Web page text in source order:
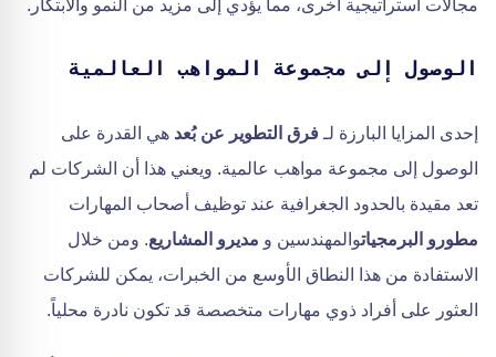
مجالات استراتيجية أخرى، مما يؤدي إلى مزيد من النمو والابتكار.
الوصول إلى مجموعة المواهب العالمية
إحدى المزايا البارزة لـ فرق التطوير عن بُعد هي القدرة على
الوصول إلى مجموعة مواهب عالمية. ويعني هذا أن الشركات لم
تعد مقيدة بالحدود الجغرافية عند توظيف أصحاب المهارات
مطورو البرمجياتوالمهندسين و مديرو المشاريع. ومن خلال
الاستفادة من هذا النطاق الأوسع من الخبرات، يمكن للشركات
العثور على أفراد ذوي مهارات متخصصة قد تكون نادرة محلياً.